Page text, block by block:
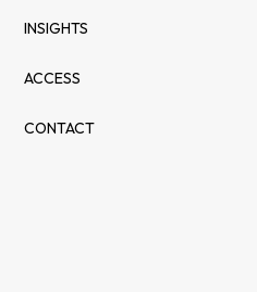
INSIGHTS
ACCESS
CONTACT